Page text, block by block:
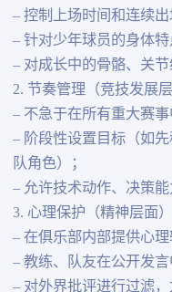
– 控制上场时间和连续出
– 针对少年球员的身体
– 对成长中的骨骼、关节
2. 节奏管理（竞技发展层
– 不急于在所有重大赛事
– 阶段性设置目标（如
队角色）；
– 允许技术动作、决策能
3. 心理保护（精神层面）
– 在俱乐部内部提供心理
– 教练、队友在公开发言
– 对外界批评进行过滤